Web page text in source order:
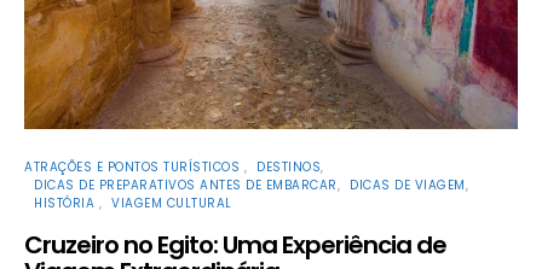
ATRAÇÕES E PONTOS TURÍSTICOS
DESTINOS
DICAS DE PREPARATIVOS ANTES DE EMBARCAR
DICAS DE VIAGEM
HISTÓRIA
VIAGEM CULTURAL
Cruzeiro no Egito: Uma Experiência de